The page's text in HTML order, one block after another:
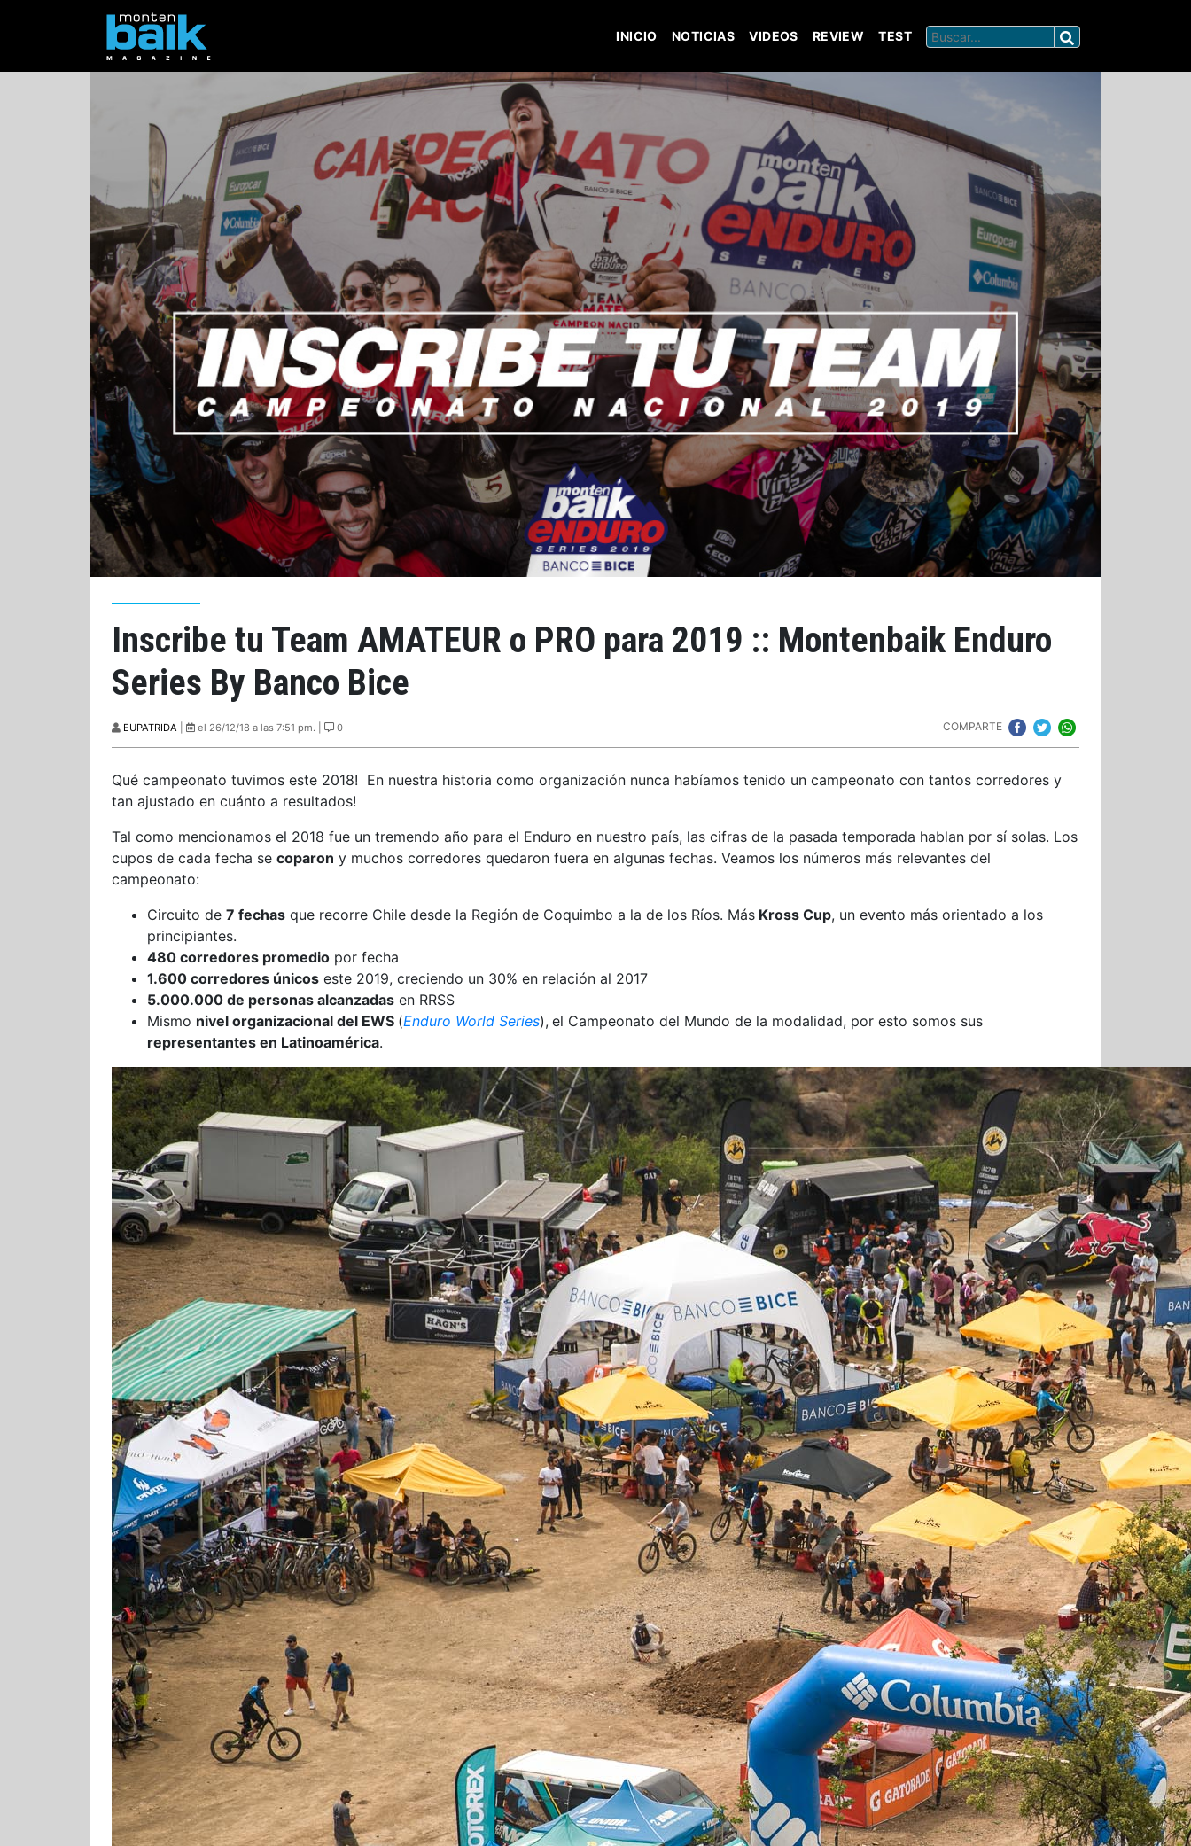
INICIO NOTICIAS VIDEOS REVIEW TEST
Inscribe tu Team AMATEUR o PRO para 2019 :: Montenbaik Enduro
Series By Banco Bice
EUPATRIDA el 26/12/18 a las 7:51 pm. | 0 COMPARTE
Qué campeonato tuvimos este 2018! En nuestra historia como organización nunca habíamos tenido un campeonato con tantos corredores y
tan ajustado en cuánto a resultados!
Tal como mencionamos el 2018 fue un tremendo año para el Enduro en nuestro país, las cifras de la pasada temporada hablan por sí solas. Los
cupos de cada fecha se coparon y muchos corredores quedaron fuera en algunas fechas. Veamos los números más relevantes del
campeonato:
Circuito de 7 fechas que recorre Chile desde la Región de Coquimbo a la de los Ríos. Más Kross Cup, un evento más orientado a los
principiantes.
480 corredores promedio por fecha
1.600 corredores únicos este 2019, creciendo un 30% en relación al 2017
5.000.000 de personas alcanzadas en RRSS
Mismo nivel organizacional del EWS (Enduro World Series), el Campeonato del Mundo de la modalidad, por esto somos sus
representantes en Latinoamérica.